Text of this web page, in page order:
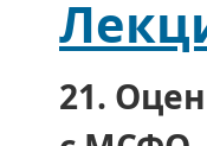
21.